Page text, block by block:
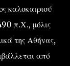
καλοκαιριού
π.Χ., μόλις
της Αθήνας,
από